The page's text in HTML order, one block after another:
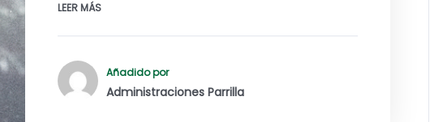
LEER MÁS
Añadido por
Administraciones Parrilla